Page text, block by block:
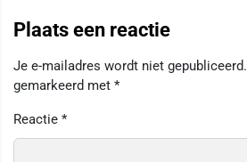
Plaats een reactie
Je e-mailadres wordt niet gepubliceerd.
gemarkeerd met *
Reactie *